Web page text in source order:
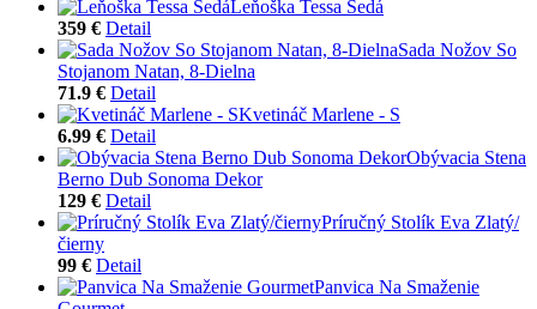
Leňoška Tessa Šedá
359 € Detail
Sada Nožov So
Stojanom Natan, 8-Dielna
71.9 € Detail
Kvetináč Marlene - S
6.99 € Detail
Obývacia Stena
Berno Dub Sonoma Dekor
129 € Detail
Príručný Stolík Eva Zlatý/
čierny
99 € Detail
Panvica Na Smaženie